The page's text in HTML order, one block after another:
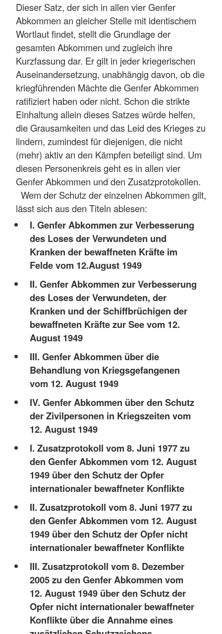
Dieser Satz, der sich in allen vier Genfer
Abkommen an gleicher Stelle mit identischem
Wortlaut findet, stellt die Grundlage der
gesamten Abkommen und zugleich ihre
Kurzfassung dar. Er gilt in jeder kriegerischen
Auseinandersetzung, unabhängig davon, ob die
kriegführenden Mächte die Genfer Abkommen
ratifiziert haben oder nicht. Schon die strikte
Einhaltung allein dieses Satzes würde helfen,
die Grausamkeiten und das Leid des Krieges zu
lindern, zumindest für diejenigen, die nicht
(mehr) aktiv an den Kämpfen beteiligt sind. Um
diesen Personenkreis geht es in allen vier
Genfer Abkommen und den Zusatzprotokollen.
Wem der Schutz der einzelnen Abkommen gilt,
lässt sich aus den Titeln ablesen:
I. Genfer Abkommen zur Verbesserung
des Loses der Verwundeten und
Kranken der bewaffneten Kräfte im
Felde vom 12.August 1949
II. Genfer Abkommen zur Verbesserung
des Loses der Verwundeten, der
Kranken und der Schiffbrüchigen der
bewaffneten Kräfte zur See vom 12.
August 1949
III. Genfer Abkommen über die
Behandlung von Kriegsgefangenen
vom 12. August 1949
IV. Genfer Abkommen über den Schutz
der Zivilpersonen in Kriegszeiten vom
12. August 1949
I. Zusatzprotokoll vom 8. Juni 1977 zu
den Genfer Abkommen vom 12. August
1949 über den Schutz der Opfer
internationaler bewaffneter Konflikte
II. Zusatzprotokoll vom 8. Juni 1977 zu
den Genfer Abkommen vom 12. August
1949 über den Schutz der Opfer nicht
internationaler bewaffneter Konflikte
III. Zusatzprotokoll vom 8. Dezember
2005 zu den Genfer Abkommen vom
12. August 1949 über den Schutz der
Opfer nicht internationaler bewaffneter
Konflikte über die Annahme eines